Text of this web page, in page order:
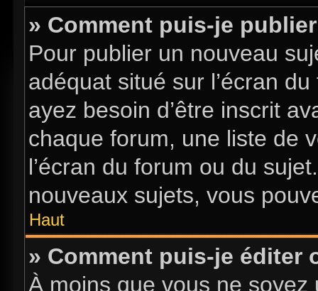
» Comment puis-je
Pour publier un nouveau
adéquat situé sur l’écran
ayez besoin d’être inscrit
chaque forum, une liste de
l’écran du forum ou du
nouveaux sujets, vous
Haut
» Comment puis-je éditer
À moins que vous ne